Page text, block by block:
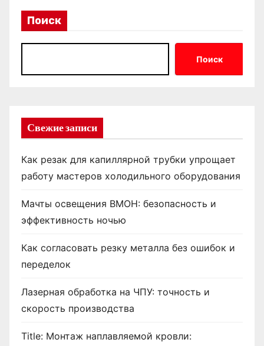
Поиск
Поиск
Свежие записи
Как резак для капиллярной трубки упрощает
работу мастеров холодильного оборудования
Мачты освещения ВМОН: безопасность и
эффективность ночью
Как согласовать резку металла без ошибок и
переделок
Лазерная обработка на ЧПУ: точность и
скорость производства
Title: Монтаж наплавляемой кровли: